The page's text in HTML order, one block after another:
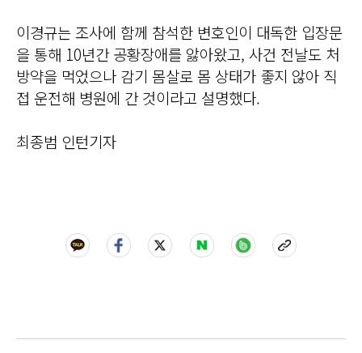
이경규는 조사에 함께 참석한 변호인이 대독한 입장문
을 통해 10년간 공황장애를 앓아왔고, 사건 전날도 처
방약을 먹었으나 감기 몸살로 몸 상태가 좋지 않아 직
접 운전해 병원에 간 것이라고 설명했다.
최종범 인턴기자